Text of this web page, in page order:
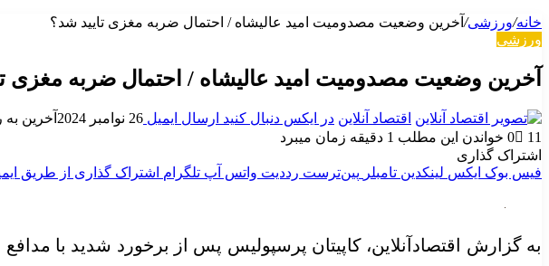
خانه/ورزشی/ آخرین وضعیت مصدومیت امید عالیشاه / احتمال ضربه مغزی تایید شد؟
ورزشی
آخرین وضعیت مصدومیت امید عالیشاه / احتمال ضربه مغزی
اقتصاد آنلاین در ایکس دنبال کنید ارسال ایمیل 26 نوامبر 2024
آخرین به روز
0
11
خواندن این مطلب 1 دقیقه زمان میبرد
اشتراک گذاری
فیس بوک ایکس لینکدین ‫تامبلر ‫پین‌ترست ‫رددیت واتس آپ تلگرام اشتراک گذاری از طریق
به گزارش اقتصادآنلاین، کاپیتان پرسپولیس پس از برخورد شدید با